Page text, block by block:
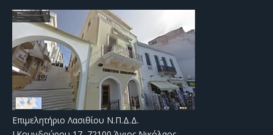
Επιμελητήριο Λασιθίου Ν.Π.Δ.Δ.